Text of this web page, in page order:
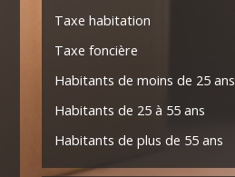
Taxe habitation
Taxe foncière
Habitants de moins de 25 ans
Habitants de 25 à 55 ans
Habitants de plus de 55 ans